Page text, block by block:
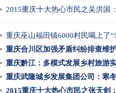
2015重庆十大热心市民之吴洪国
重庆巫山福田镇6000村民喝上了“
重庆合川区加强矛盾纠纷排查维
重庆黔江：多模式发展乡村旅游
重庆武隆城乡发展集团公司：寒
2015重庆十大热心市民之张天剑